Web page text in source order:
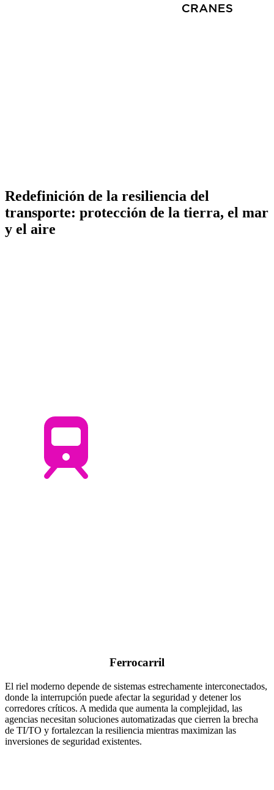
Redefinición de la resiliencia del
transporte: protección de la tierra, el mar
y el aire
Ferrocarril
El riel moderno depende de sistemas estrechamente interconectados,
donde la interrupción puede afectar la seguridad y detener los
corredores críticos. A medida que aumenta la complejidad, las
agencias necesitan soluciones automatizadas que cierren la brecha
de TI/TO y fortalezcan la resiliencia mientras maximizan las
inversiones de seguridad existentes.